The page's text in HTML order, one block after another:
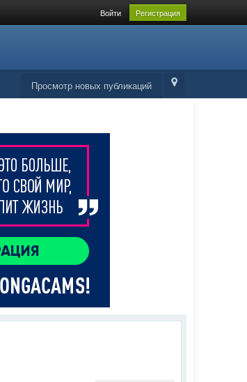
Войти Регистрация
Просмотр новых публикаций